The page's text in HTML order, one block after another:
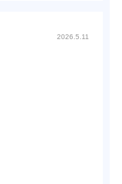
2026.5.11